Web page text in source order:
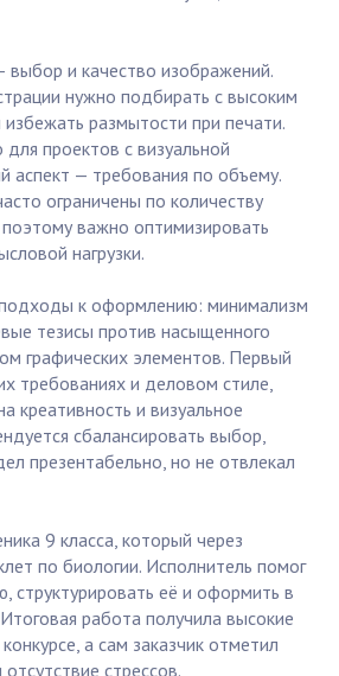
и качество изображений.
нужно подбирать с высоким
размытости при печати.
проектов с визуальной
аспект — требования по объему.
ограничены по количеству
важно оптимизировать
нагрузки.
к оформлению: минимализм
тезисы против насыщенного
графических элементов. Первый
требованиях и деловом стиле,
креативность и визуальное
сбалансировать выбор,
презентабельно, но не отвлекал
9 класса, который через
по биологии. Исполнитель помог
структурировать её и оформить в
работа получила высокие
а сам заказчик отметил
стрессов.